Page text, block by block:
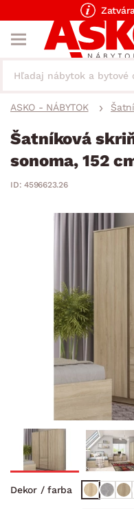
ASKO - NÁBYTOK
Šatníková
sonoma, 152
ID: 4596623.26
Dekor / farba